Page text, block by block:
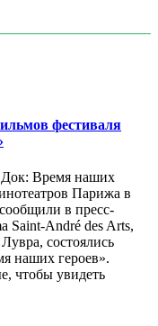
фестиваля
Время наших
Парижа в
в пресс-
Saint-André des Arts,
состоялись
наших героев».
чтобы увидеть